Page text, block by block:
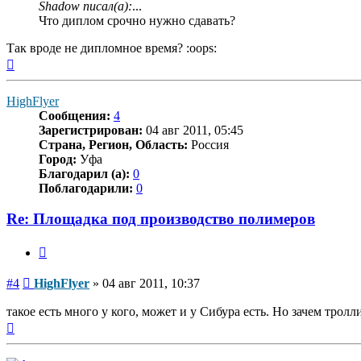
Shadow писал(а):...
Что диплом срочно нужно сдавать?
Так вроде не дипломное время? :oops:
HighFlyer
Сообщения: 4
Зарегистрирован: 04 авг 2011, 05:45
Страна, Регион, Область: Россия
Город: Уфа
Благодарил (а): 0
Поблагодарили: 0
Re: Площадка под производство полимеров
#4 Сообщение
HighFlyer » 04 авг 2011, 10:37
такое есть много у кого, может и у Сибура есть. Но зачем